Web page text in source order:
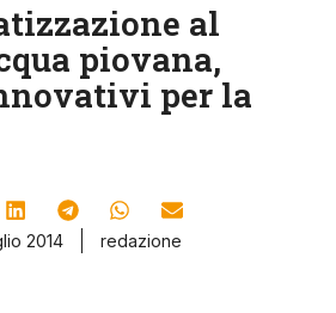
al
piovana,
per la
2014
redazione